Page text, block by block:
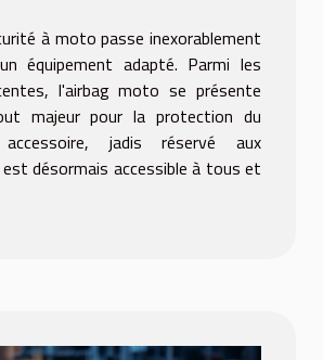
à moto passe inexorablement
équipement adapté. Parmi les
l'airbag moto se présente
majeur pour la protection du
jadis réservé aux
désormais accessible à tous et